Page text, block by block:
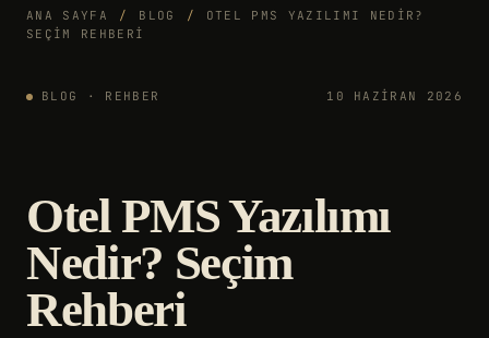
ANA SAYFA / BLOG /
OTEL PMS YAZILIMI NEDIR?
SEÇIM REHBERI
BLOG · REHBER 10 HAZIRAN 2026
Otel PMS Yazılımı
Nedir? Seçim
Rehberi